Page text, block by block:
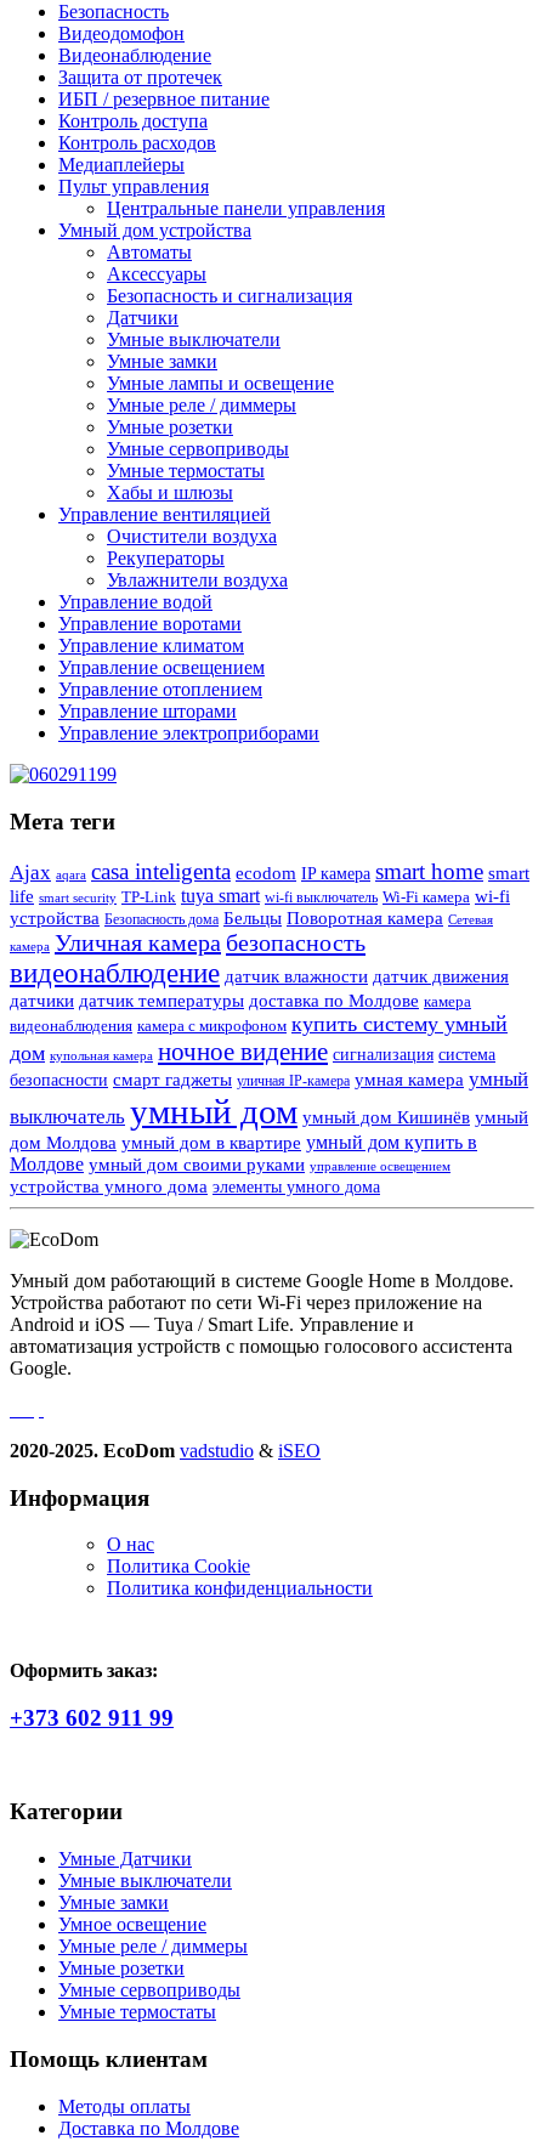
Безопасность
Видеодомофон
Видеонаблюдение
Защита от протечек
ИБП / резервное питание
Контроль доступа
Контроль расходов
Медиаплейеры
Пульт управления
Центральные панели управления
Умный дом устройства
Автоматы
Аксессуары
Безопасность и сигнализация
Датчики
Умные выключатели
Умные замки
Умные лампы и освещение
Умные реле / диммеры
Умные розетки
Умные сервоприводы
Умные термостаты
Хабы и шлюзы
Управление вентиляцией
Очистители воздуха
Рекуператоры
Увлажнители воздуха
Управление водой
Управление воротами
Управление климатом
Управление освещением
Управление отоплением
Управление шторами
Управление электроприборами
Мета теги
Ajax aqara casa inteligenta ecodom IP камера smart home smart
life smart security TP-Link tuya smart wi-fi выключатель Wi-Fi камера wi-fi
устройства Безопасность дома Бельцы Поворотная камера Сетевая
камера Уличная камера безопасность
видеонаблюдение датчик влажности датчик движения
датчики датчик температуры доставка по Молдове камера
видеонаблюдения камера с микрофоном купить систему умный
дом купольная камера ночное видение сигнализация система
безопасности смарт гаджеты уличная IP-камера умная камера умный
выключатель умный дом умный дом Кишинёв умный
дом Молдова умный дом в квартире умный дом купить в
Молдове умный дом своими руками управление освещением
устройства умного дома элементы умного дома
Умный дом работающий в системе Google Home в Молдове.
Устройства работают по сети Wi-Fi через приложение на
Android и iOS — Tuya / Smart Life. Управление и
автоматизация устройств с помощью голосового ассистента
Google.
2020-2025. EcoDom vadstudio & iSEO
Информация
О нас
Политика Сookie
Политика конфиденциальности
Оформить заказ:
+373 602 911 99
Категории
Умные Датчики
Умные выключатели
Умные замки
Умное освещение
Умные реле / диммеры
Умные розетки
Умные сервоприводы
Умные термостаты
Помощь клиентам
Методы оплаты
Доставка по Молдове